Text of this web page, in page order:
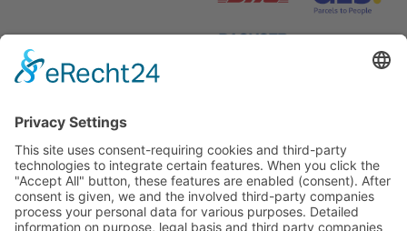
DATENSCHUTZ
WIDERRUF
AGB